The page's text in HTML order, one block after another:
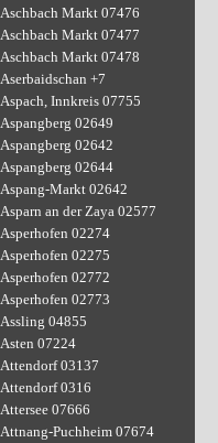
Aschbach Markt 07476
Aschbach Markt 07477
Aschbach Markt 07478
Aserbaidschan +7
Aspach, Innkreis 07755
Aspangberg 02649
Aspangberg 02642
Aspangberg 02644
Aspang-Markt 02642
Asparn an der Zaya 02577
Asperhofen 02274
Asperhofen 02275
Asperhofen 02772
Asperhofen 02773
Assling 04855
Asten 07224
Attendorf 03137
Attendorf 0316
Attersee 07666
Attnang-Puchheim 07674